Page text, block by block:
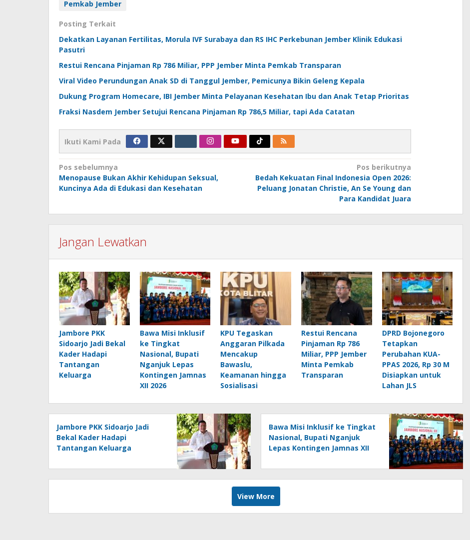
Pemkab Jember
Posting Terkait
Dekatkan Layanan Fertilitas, Morula IVF Surabaya dan RS IHC Perkebunan Jember Klinik Edukasi
Pasutri
Restui Rencana Pinjaman Rp 786 Miliar, PPP Jember Minta Pemkab Transparan
Viral Video Perundungan Anak SD di Tanggul Jember, Pemicunya Bikin Geleng Kepala
Dukung Program Homecare, IBI Jember Minta Pelayanan Kesehatan Ibu dan Anak Tetap Prioritas
Fraksi Nasdem Jember Setujui Rencana Pinjaman Rp 786,5 Miliar, tapi Ada Catatan
Ikuti Kami Pada
Navigasi
pos
Pos sebelumnya
Menopause Bukan Akhir Kehidupan Seksual,
Kuncinya Ada di Edukasi dan Kesehatan
Pos berikutnya
Bedah Kekuatan Final Indonesia Open 2026:
Peluang Jonatan Christie, An Se Young dan
Para Kandidat Juara
Jangan Lewatkan
Jambore PKK
Sidoarjo Jadi Bekal
Kader Hadapi
Tantangan
Keluarga
Bawa Misi Inklusif
ke Tingkat
Nasional, Bupati
Nganjuk Lepas
Kontingen Jamnas
XII 2026
KPU Tegaskan
Anggaran Pilkada
Mencakup
Bawaslu,
Keamanan hingga
Sosialisasi
Restui Rencana
Pinjaman Rp 786
Miliar, PPP Jember
Minta Pemkab
Transparan
DPRD Bojonegoro
Tetapkan
Perubahan KUA-
PPAS 2026, Rp 30 M
Disiapkan untuk
Lahan JLS
Jambore PKK Sidoarjo Jadi
Bekal Kader Hadapi
Tantangan Keluarga
Bawa Misi Inklusif ke Tingkat
Nasional, Bupati Nganjuk
Lepas Kontingen Jamnas XII
View More